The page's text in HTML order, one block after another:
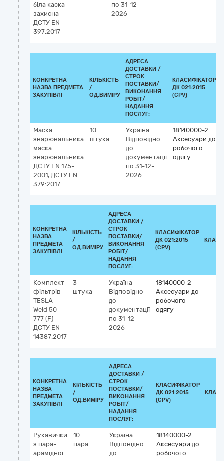
біла каска
захисна
ДСТУ EN
397:2017
по 31-12-
2026
КОНКРЕТНА
НАЗВА ПРЕДМЕТА
ЗАКУПІВЛІ
КІЛЬКІСТЬ
/
ОД.ВИМІРУ
АДРЕСА
ДОСТАВКИ /
СТРОК
ПОСТАВКИ/
ВИКОНАННЯ
РОБІТ/
НАДАННЯ
ПОСЛУГ:
КЛАСИФІКАТОР
ДК 021:2015
(CPV)
Маска
зварювальника
маска
зварювальника
ДСТУ EN 175-
2001, ДСТУ EN
379:2017
10
штука
Україна
Відповідно
до
документації
по 31-12-
2026
18140000-2
Аксесуари до
робочого
одягу
КОНКРЕТНА
НАЗВА
ПРЕДМЕТА
ЗАКУПІВЛІ
КІЛЬКІСТЬ
/
ОД.ВИМІРУ
АДРЕСА
ДОСТАВКИ /
СТРОК
ПОСТАВКИ/
ВИКОНАННЯ
РОБІТ/
НАДАННЯ
ПОСЛУГ:
КЛАСИФІКАТОР
ДК 021:2015
(CPV)
Комплект
фільтрів
TESLA
Weld 50-
777 (F)
ДСТУ EN
14387:2017
3
штука
Україна
Відповідно
до
документації
по 31-12-
2026
18140000-2
Аксесуари до
робочого
одягу
КОНКРЕТНА
НАЗВА
ПРЕДМЕТА
ЗАКУПІВЛІ
КІЛЬКІСТЬ
/
ОД.ВИМІРУ
АДРЕСА
ДОСТАВКИ /
СТРОК
ПОСТАВКИ/
ВИКОНАННЯ
РОБІТ/
НАДАННЯ
ПОСЛУГ:
КЛАСИФІКАТОР
ДК 021:2015
(CPV)
Рукавички
з пара-
арамідної
10
пара
Україна
Відповідно
до
18140000-2
Аксесуари до
робочого